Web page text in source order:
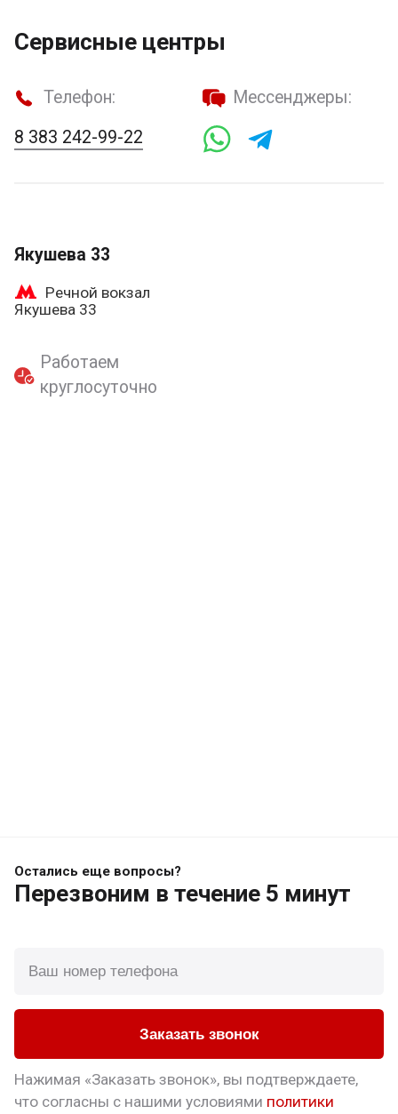
Сервисные центры
Телефон:
8 383 242-99-22
Мессенджеры:
Якушева 33
Речной вокзал
Якушева 33
Работаем
круглосуточно
Остались еще вопросы?
Перезвоним в течение 5 минут
Заказать звонок
Нажимая «Заказать звонок», вы подтверждаете,
что согласны с нашими условиями политики